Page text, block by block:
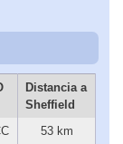
Distancia a
Sheffield
53 km